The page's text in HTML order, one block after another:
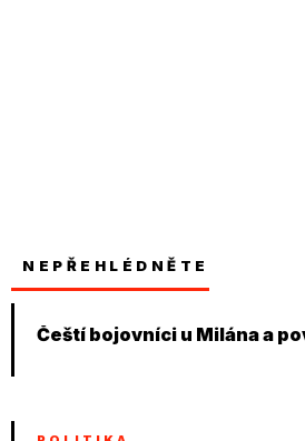
NEPŘEHLÉDNĚTE
Čeští bojovníci u Milána a